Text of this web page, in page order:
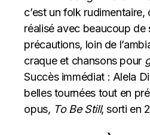
c’est un folk
réalisé avec beaucoup de
précautions, loin de
craque et chansons pour
Succès immédiat : Alela
belles tournées tout en
opus, To Be Still, sorti en